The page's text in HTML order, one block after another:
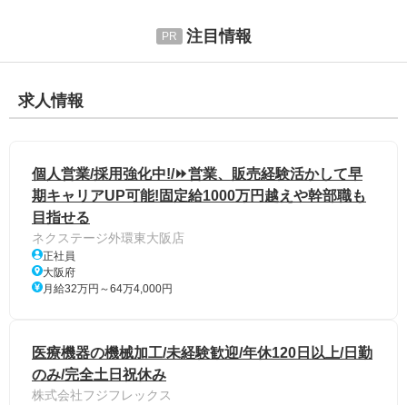
注目情報
求人情報
個人営業/採用強化中!/⏩️営業、販売経験活かして早
期キャリアUP可能!固定給1000万円越えや幹部職も
目指せる
ネクステージ外環東大阪店
正社員
大阪府
月給32万円～64万4,000円
医療機器の機械加工/未経験歓迎/年休120日以上/日勤
のみ/完全土日祝休み
株式会社フジフレックス